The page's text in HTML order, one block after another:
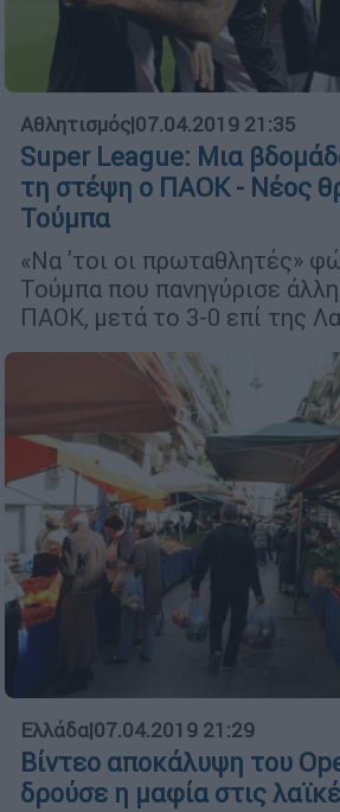
Αθλητισμός|07.04.2019 21:35
Super League: Μια
τη στέψη ο ΠΑΟΚ - Νέος
Τούμπα
«Να 'τοι οι πρωταθλητές»
Τούμπα που πανηγύρισε άλλη
ΠΑΟΚ, μετά το 3-0 επί της
Ελλάδα|07.04.2019 21:29
Βίντεο αποκάλυψη του
δρούσε η μαφία στις